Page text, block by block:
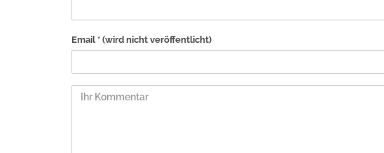
Email * (wird nicht veröffentlicht)